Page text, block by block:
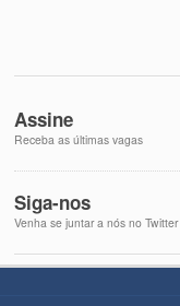
Assine
Receba as últimas vagas
Siga-nos
Venha se juntar a nós no Twitter